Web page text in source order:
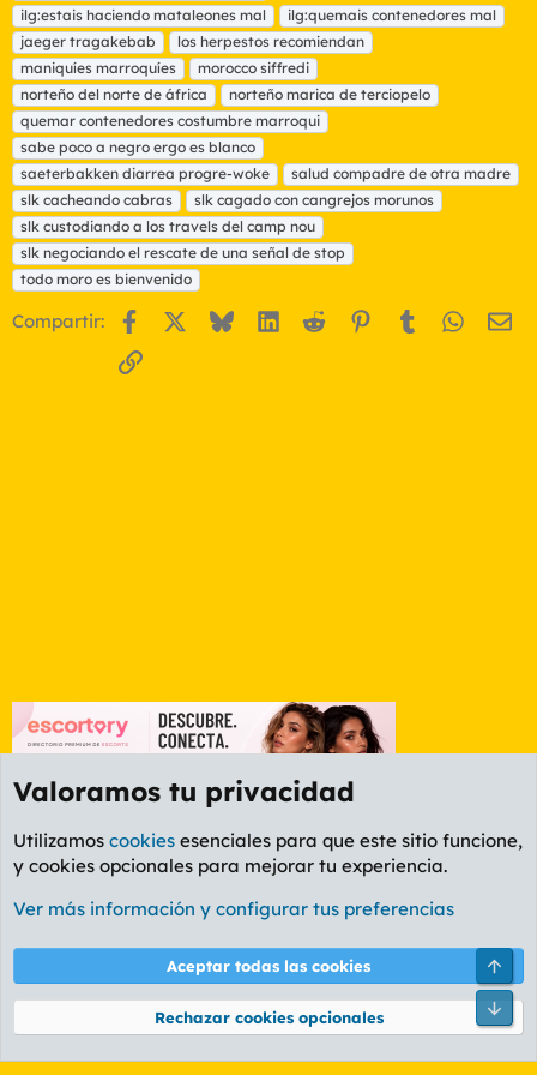
i
q
u
e
t
a
s
ilg:estais haciendo mataleones mal
ilg:quemais contenedores mal
jaeger tragakebab
los herpestos recomiendan
maniquíes marroquíes
morocco siffredi
norteño del norte de áfrica
norteño marica de terciopelo
quemar contenedores costumbre marroqui
sabe poco a negro ergo es blanco
saeterbakken diarrea progre-woke
salud compadre de otra madre
slk cacheando cabras
slk cagado con cangrejos morunos
slk custodiando a los travels del camp nou
slk negociando el rescate de una señal de stop
todo moro es bienvenido
Compartir: Facebook BlueskyLinkedIn
Reddit Pinterest
Tumblr
Enlace
Foro General
Cookies
PL OLDSTYLE AMARILLO
Términos y reglas Política de privacidad Ayuda
Community platform by XenForo® © 2010-2026 XenForo Ltd.
Valoramos tu privacidad
Utilizamos cookies esenciales para que este sitio funcione,
y cookies opcionales para mejorar tu experiencia.
Ver más información y configurar tus preferencias
Aceptar todas las cookies
Rechazar cookies opcionales
Pie